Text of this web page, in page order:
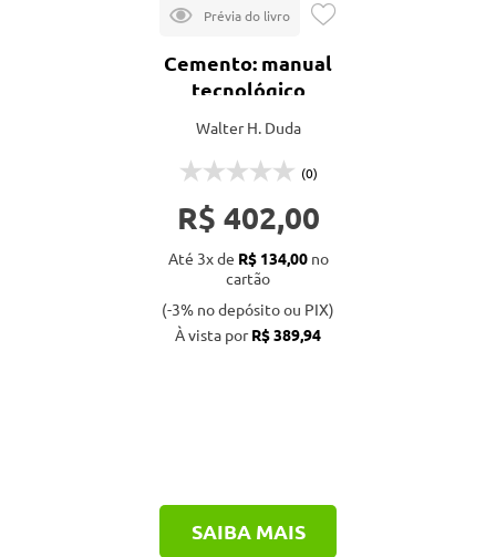
Cemento: manual
tecnológico
Walter H. Duda
(0)
R$ 402,00
Até 3x de R$ 134,00no
cartão
(-3% no depósito ou PIX)
À vista porR$ 389,94
SAIBA MAIS